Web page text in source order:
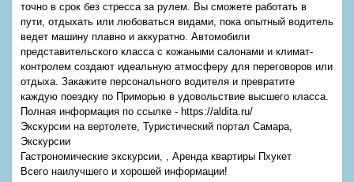
точно в срок без стресса за рулем. Вы сможете работать в
пути, отдыхать или любоваться видами, пока опытный водитель
ведет машину плавно и аккуратно. Автомобили
представительского класса с кожаными салонами и климат-
контролем создают идеальную атмосферу для переговоров или
отдыха. Закажите персонального водителя и превратите
каждую поездку по Приморью в удовольствие высшего класса.
Полная информация по ссылке - https://aldita.ru/
Экскурсии на вертолете, Туристический портал Самара,
Экскурсии
Гастрономические экскурсии, , Аренда квартиры Пхукет
Всего наилучшего и хорошей информации!